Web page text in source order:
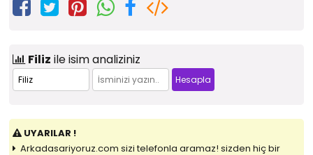
Filiz ile isim analiziniz
UYARILAR !
Arkadasariyoruz.com sizi telefonla aramaz! sizden hiç bir